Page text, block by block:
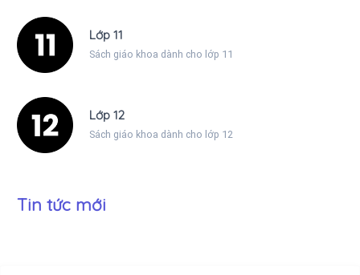
Lớp 11
Sách giáo khoa dành cho lớp 11
Lớp 12
Sách giáo khoa dành cho lớp 12
Tin tức mới